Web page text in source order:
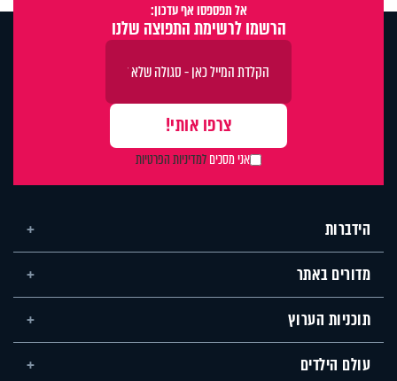
אל תפספסו אף עדכון:
הרשמו לרשימת התפוצה שלנו
אני מסכיםלמדיניות הפרטיות
הידברות
מדורים באתר
תוכניות הערוץ
עולם הילדים